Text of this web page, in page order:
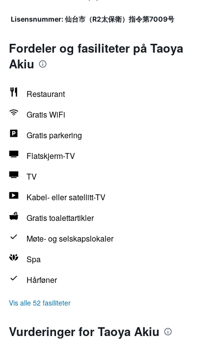
Lisensnummer: 仙台市（R2太保衛）指令第7009号
Fordeler og fasiliteter på Taoya
Akiu
Restaurant
Gratis WiFi
Gratis parkering
Flatskjerm-TV
TV
Kabel- eller satellitt-TV
Gratis toalettartikler
Møte- og selskapslokaler
Spa
Hårføner
Vis alle 52 fasiliteter
Vurderinger for Taoya Akiu